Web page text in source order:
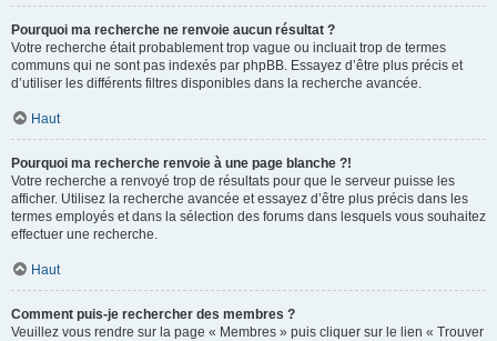
Pourquoi ma recherche ne renvoie aucun résultat ?
Votre recherche était probablement trop vague ou incluait trop de termes
communs qui ne sont pas indexés par phpBB. Essayez d’être plus précis et
d’utiliser les différents filtres disponibles dans la recherche avancée.
Haut
Pourquoi ma recherche renvoie à une page blanche ?!
Votre recherche a renvoyé trop de résultats pour que le serveur puisse les
afficher. Utilisez la recherche avancée et essayez d’être plus précis dans les
termes employés et dans la sélection des forums dans lesquels vous souhaitez
effectuer une recherche.
Haut
Comment puis-je rechercher des membres ?
Veuillez vous rendre sur la page « Membres » puis cliquer sur le lien « Trouver